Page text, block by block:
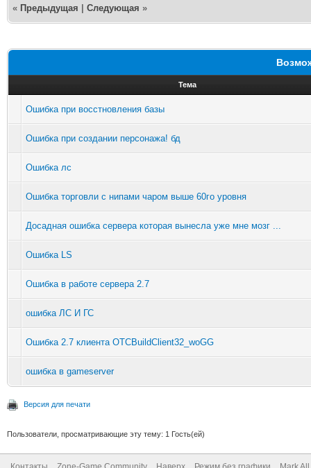
« Предыдущая Следующая »
Тема
Ошибка при восстновления базы
Ошибка при создании персонажа! бд
Ошибка лс
Ошибка торговли с нипами чаром выше 60го уровня
Досадная ошибка сервера которая вынесла уже мне мозг ...
Ошибка LS
Ошибка в работе сервера 2.7
ошибка ЛС И ГС
Ошибка 2.7 клиента OTCBuildClient32_woGG
ошибка в gameserver
Версия для печати
Пользователи, просматривающие эту тему: 1 Гость(ей)